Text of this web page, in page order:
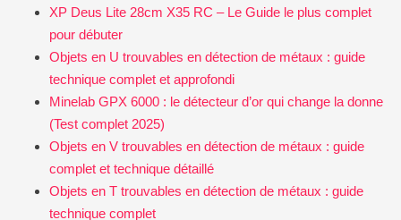
XP Deus Lite 28cm X35 RC – Le Guide le plus complet
pour débuter
Objets en U trouvables en détection de métaux : guide
technique complet et approfondi
Minelab GPX 6000 : le détecteur d’or qui change la donne
(Test complet 2025)
Objets en V trouvables en détection de métaux : guide
complet et technique détaillé
Objets en T trouvables en détection de métaux : guide
technique complet